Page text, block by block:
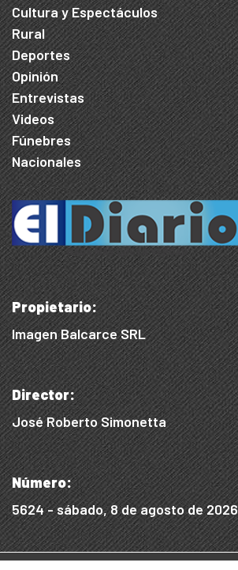
Cultura y Espectáculos
Rural
Deportes
Opinión
Entrevistas
Videos
Fúnebres
Nacionales
Propietario:
Imagen Balcarce SRL
Director:
José Roberto Simonetta
Número:
5624 - sábado, 8 de agosto de 2026